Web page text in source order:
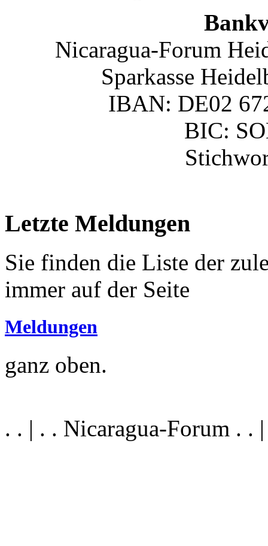
Nicaragua-Forum
Sparkasse
IBAN: DE02
BIC:
Letzte Meldungen
Sie finden die Liste der
immer auf der Seite
Meldungen
ganz oben.
. . | . . Nicaragua-Forum . .